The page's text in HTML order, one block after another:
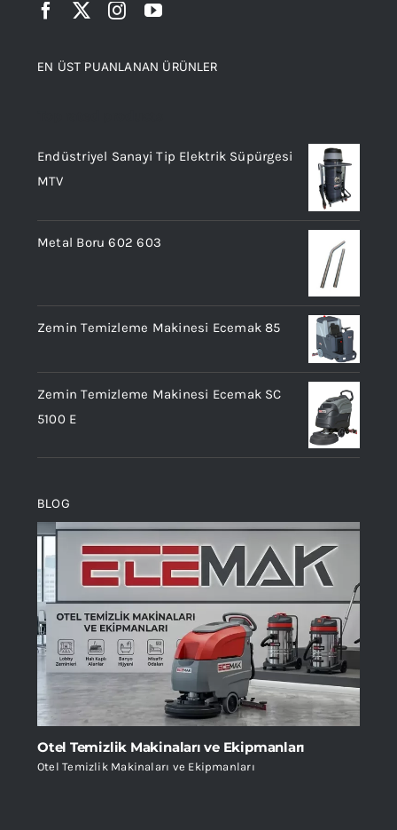
EN ÜST PUANLANAN ÜRÜNLER
Endüstriyel Sanayi Tip Elektrik Süpürgesi
MTV
Metal Boru 602 603
Zemin Temizleme Makinesi Ecemak 85
Zemin Temizleme Makinesi Ecemak SC
5100 E
BLOG
Otel Temizlik Makinaları ve Ekipmanları
Otel Temizlik Makinaları ve Ekipmanları